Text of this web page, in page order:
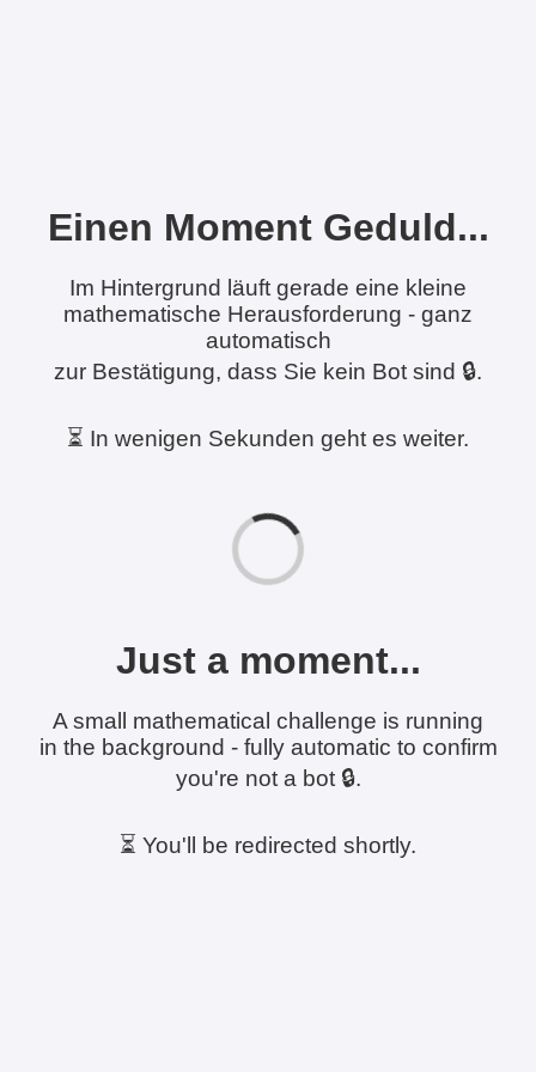
Einen Moment Geduld...
Im Hintergrund läuft gerade eine kleine
mathematische Herausforderung - ganz
automatisch
zur Bestätigung, dass Sie kein Bot sind 🔒.
⏳ In wenigen Sekunden geht es weiter.
Just a moment...
A small mathematical challenge is running
in the background - fully automatic to confirm
you're not a bot 🔒.
⏳ You'll be redirected shortly.